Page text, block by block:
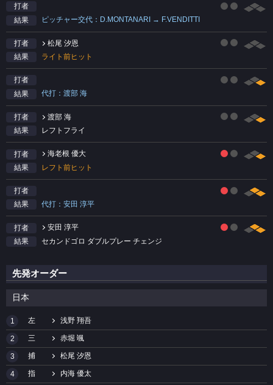
打者
結果
ピッチャー交代：D.MONTANARI → F.VENDITTI
打者
松尾 汐恩
結果
ライト前ヒット
打者
結果
代打：渡部 海
打者
渡部 海
結果
レフトフライ
打者
海老根 優大
結果
レフト前ヒット
打者
結果
代打：安田 淳平
打者
安田 淳平
結果
セカンドゴロ ダブルプレー チェンジ
先発オーダー
日本
1 左 浅野 翔吾
2 三 赤堀 颯
3 捕 松尾 汐恩
4 指 内海 優太